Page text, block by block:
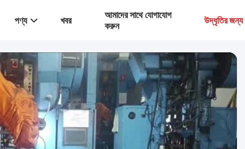
পণ্য খবর
আমাদের সাথে যোগাযোগ
করুন
উদ্ধৃতির